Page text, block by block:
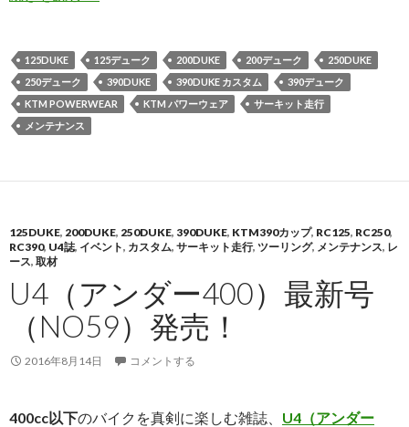
125DUKE 125デューク 200DUKE 200デューク
250DUKE
250デューク
390DUKE 390DUKE カスタム
390デューク
KTM POWERWEAR
KTM パワーウェア
サーキット走行
メンテナンス
125DUKE, 200DUKE, 250DUKE, 390DUKE, KTM390カップ, RC125, RC250,
RC390, U4誌, イベント, カスタム, サーキット走行, ツーリング, メンテナンス, レ
ース, 取材
U4（アンダー400）最新号
（NO59）発売！
2016年8月14日 コメントする
400cc以下のバイクを真剣に楽しむ雑誌、 U4（アンダー